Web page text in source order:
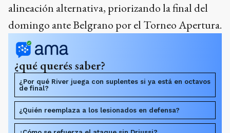
alineación alternativa, priorizando la final del
domingo ante Belgrano por el Torneo Apertura.
¿qué querés saber?
¿Por qué River juega con suplentes si ya está en octavos
de final?
¿Quién reemplaza a los lesionados en defensa?